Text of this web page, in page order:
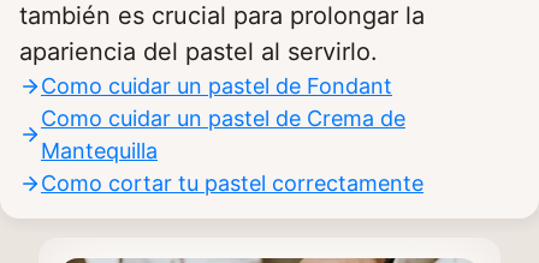
también es crucial para prolongar la
apariencia del pastel al servirlo.
Como cuidar un pastel de Fondant
Como cuidar un pastel de Crema de
Mantequilla
Como cortar tu pastel correctamente